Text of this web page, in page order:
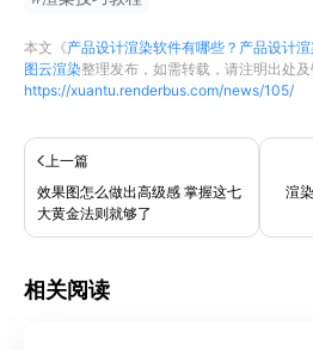
本文《产品设计渲染软件有哪些？产品设计
图云渲染整理发布，如需转载，请注明出处及
https://xuantu.renderbus.com/news/105/
上一篇
效果图怎么做出高级感 掌握这七
大黄金法则就够了
渲
相关阅读